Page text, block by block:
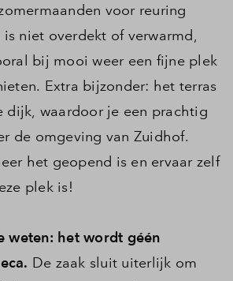
voor reuring
niet overdekt of verwarmd,
bij mooi weer een fijne plek
Extra bijzonder: het terras
dijk, waardoor je een prachtig
de omgeving van Zuidhof.
het geopend is en ervaar zelf
plek is!
weten: het wordt géén
De zaak sluit uiterlijk om